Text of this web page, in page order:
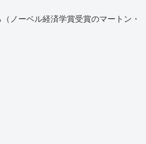
ノーベル経済学賞受賞のマートン・